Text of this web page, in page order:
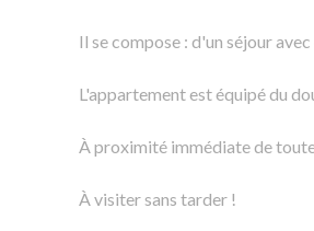
Il se compose : d'un séjour
L'appartement est équipé du
À proximité immédiate de
À visiter sans tarder !